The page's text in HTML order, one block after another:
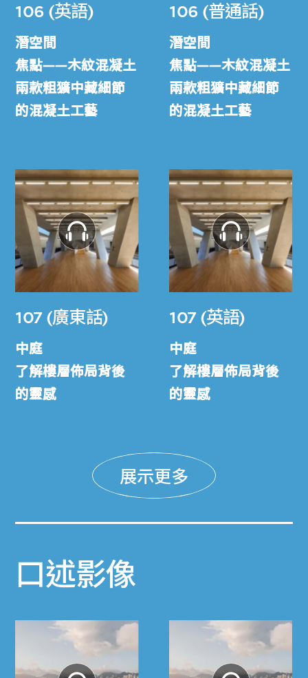
106 (英語)
潛空間
焦點——木紋混凝土
兩款粗獷中藏細節
的混凝土工藝
106 (普通話)
潛空間
焦點——木紋混凝土
兩款粗獷中藏細節
的混凝土工藝
107 (廣東話)
中庭
了解樓層佈局背後
的靈感
107 (英語)
中庭
了解樓層佈局背後
的靈感
展示更多
口述影像